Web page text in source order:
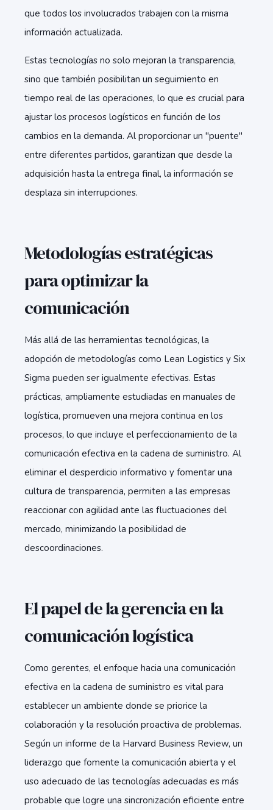
que todos los involucrados trabajen con la misma
información actualizada.
Estas tecnologías no solo mejoran la transparencia,
sino que también posibilitan un seguimiento en
tiempo real de las operaciones, lo que es crucial para
ajustar los procesos logísticos en función de los
cambios en la demanda. Al proporcionar un "puente"
entre diferentes partidos, garantizan que desde la
adquisición hasta la entrega final, la información se
desplaza sin interrupciones.
Metodologías estratégicas
para optimizar la
comunicación
Más allá de las herramientas tecnológicas, la
adopción de metodologías como Lean Logistics y Six
Sigma pueden ser igualmente efectivas. Estas
prácticas, ampliamente estudiadas en manuales de
logística, promueven una mejora continua en los
procesos, lo que incluye el perfeccionamiento de la
comunicación efectiva en la cadena de suministro. Al
eliminar el desperdicio informativo y fomentar una
cultura de transparencia, permiten a las empresas
reaccionar con agilidad ante las fluctuaciones del
mercado, minimizando la posibilidad de
descoordinaciones.
El papel de la gerencia en la
comunicación logística
Como gerentes, el enfoque hacia una comunicación
efectiva en la cadena de suministro es vital para
establecer un ambiente donde se priorice la
colaboración y la resolución proactiva de problemas.
Según un informe de la Harvard Business Review, un
liderazgo que fomente la comunicación abierta y el
uso adecuado de las tecnologías adecuadas es más
probable que logre una sincronización eficiente entre